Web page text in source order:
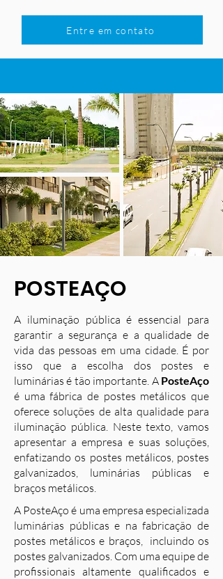
Entre em contato
POSTEAÇO
A iluminação pública é essencial para
garantir a segurança e a qualidade de
vida das pessoas em uma cidade. É por
isso que a escolha dos postes e
luminárias é tão importante. A PosteAço
é uma fábrica de postes metálicos que
oferece soluções de alta qualidade para
iluminação pública. Neste texto, vamos
apresentar a empresa e suas soluções,
enfatizando os postes metálicos, postes
galvanizados, luminárias públicas e
braços metálicos.
A PosteAço é uma empresa especializada
luminárias públicas e na fabricação de
postes metálicos e braços, incluindo os
postes galvanizados. Com uma equipe de
profissionais altamente qualificados e